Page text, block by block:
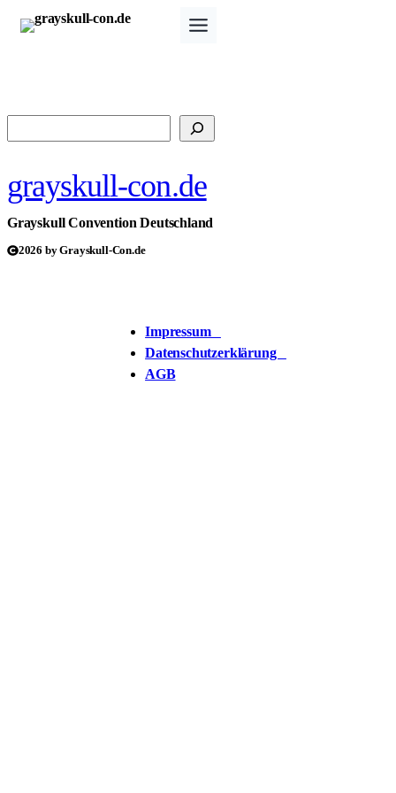
Zum
Inhalt
grayskull-con.de
Grayskull Convention Deutschland
2026 by Grayskull-Con.de
Impressum
Datenschutzerklärung
AGB